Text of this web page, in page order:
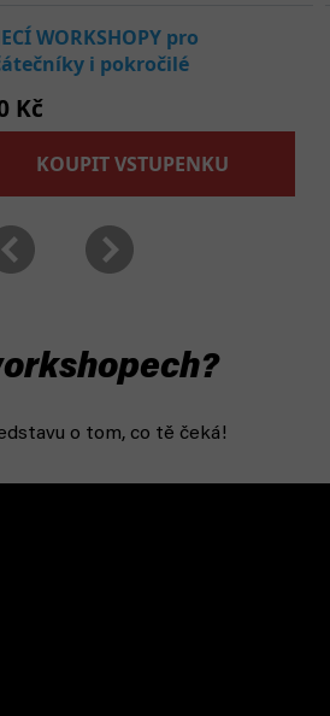
o tom, co tě čeká!